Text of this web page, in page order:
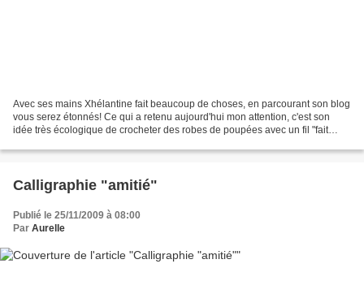
Avec ses mains Xhélantine fait beaucoup de choses, en parcourant son blog
vous serez étonnés! Ce qui a retenu aujourd'hui mon attention, c'est son
idée très écologique de crocheter des robes de poupées avec un fil "fait
Calligraphie "amitié"
Publié le 25/11/2009 à 08:00
Par Aurelle